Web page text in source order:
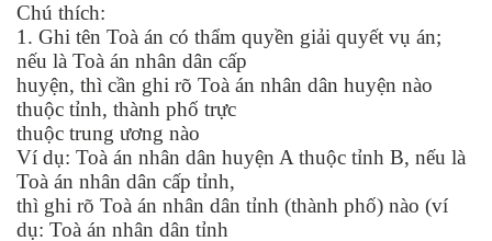
Chú thích:
1. Ghi tên Toà án có thẩm quyền giải quyết vụ án;
nếu là Toà án nhân dân cấp
huyện, thì cần ghi rõ Toà án nhân dân huyện nào
thuộc tỉnh, thành phố trực
thuộc trung ương nào
Ví dụ: Toà án nhân dân huyện A thuộc tỉnh B, nếu là
Toà án nhân dân cấp tỉnh,
thì ghi rõ Toà án nhân dân tỉnh (thành phố) nào (ví
dụ: Toà án nhân dân tỉnh